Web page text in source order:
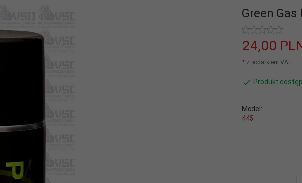
Green Gas
24,00
* z podatkiem VAT
Produkt
Model:
445